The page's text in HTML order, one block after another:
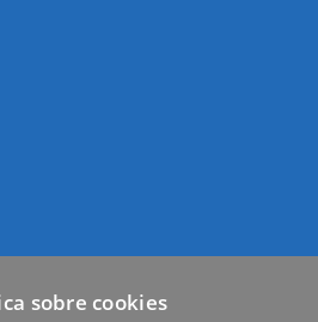
sobre cookies